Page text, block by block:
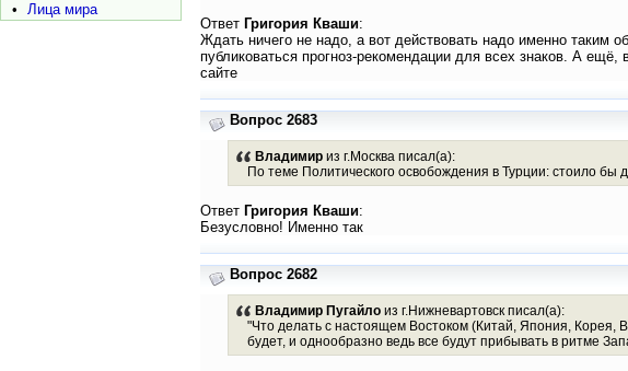
•
Лица мира
Ответ Григория Кваши:
Ждать ничего не надо, а вот действовать надо именно таким
публиковаться прогноз-рекомендации для всех знаков. А
сайте
Вопрос 2683
Владимириз г.Москва писал(а):
По теме Политического освобождения в Турции: стоило бы
Ответ Григория Кваши:
Безусловно! Именно так
Вопрос 2682
Владимир Пугайлоиз г.Нижневартовск писал(а):
"Что делать с настоящем Востоком (Китай, Япония, Корея,
будет, и однообразно ведь все будут прибывать в ритме